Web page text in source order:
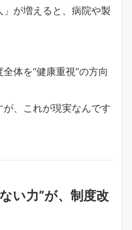
が増えると、病院や製
体を“健康重視”の方向
、これが現実なんです
い力”が、制度改